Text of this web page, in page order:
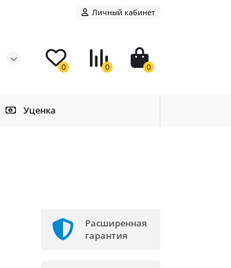
Личный кабинет
0 0 0
Уценка
Расширенная
гарантия